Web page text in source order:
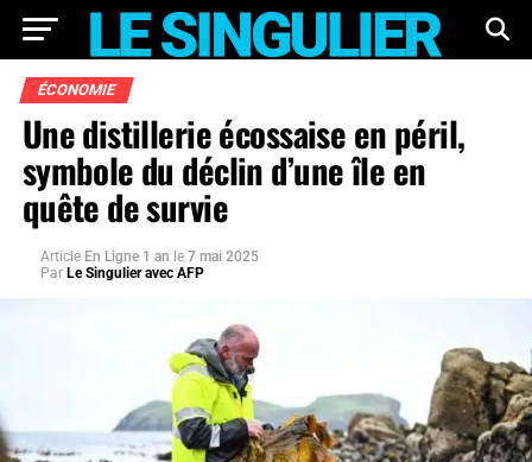
ÉCONOMIE
Une distillerie écossaise en péril,
symbole du déclin d’une île en
quête de survie
Article En Ligne 1 an le 7 mai 2025
Par Le Singulier avec AFP